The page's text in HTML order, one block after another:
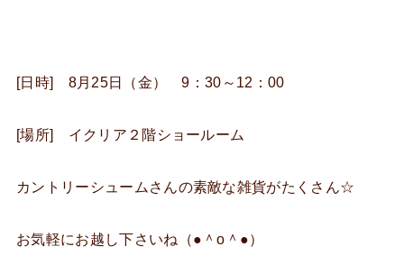
[日時] 8月25日（金） 9：30～12：00
[場所] イクリア２階ショールーム
カントリーシュームさんの素敵な雑貨がたくさん☆
お気軽にお越し下さいね（●＾o＾●）